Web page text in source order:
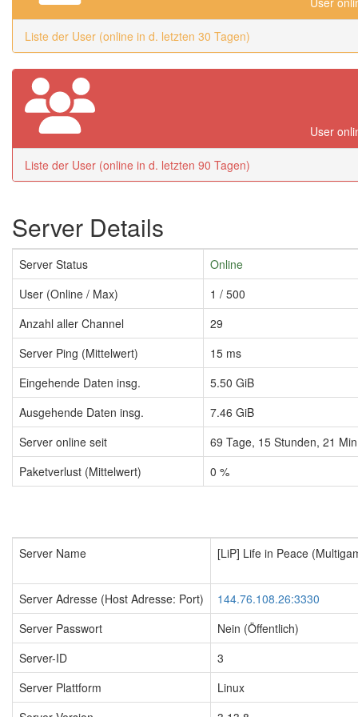
Liste der User (online in d. letzten 30 Tagen)
User
Liste der User (online in d. letzten 90 Tagen)
Server Details
Server Status
Online
User (Online / Max)
1 / 500
Anzahl aller Channel
29
Server Ping (Mittelwert)
15 ms
Eingehende Daten insg.
5.50 GiB
Ausgehende Daten insg.
7.46 GiB
Server online seit
69 Tage, 15 Stunden, 21
Paketverlust (Mittelwert)
0 %
Server Name [LiP] Life in Peace
Server Adresse (Host Adresse: Port)
144.76.108.26:3330
Server Passwort
Nein (Öffentlich)
Server-ID
3
Server Plattform
Linux